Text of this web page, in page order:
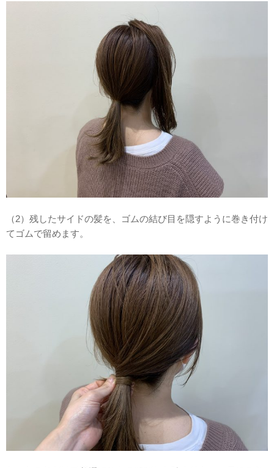
（2）残したサイドの髪を、ゴムの結び目を隠すように巻き付け
てゴムで留めます。